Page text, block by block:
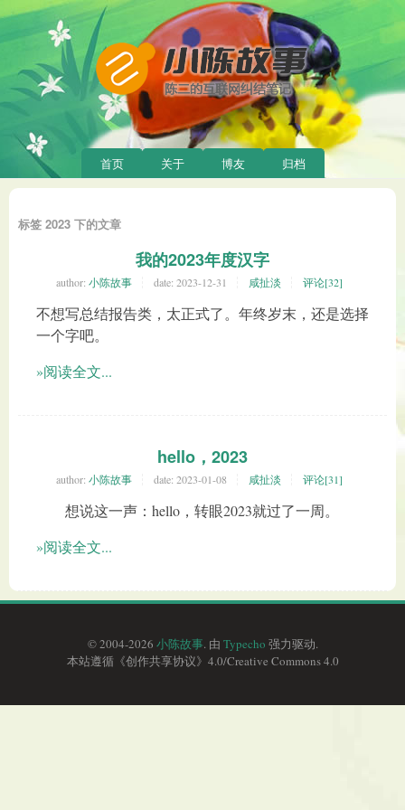
首页 关于 博友 归档
标签 2023 下的文章
我的2023年度汉字
author: 小陈故事 date: 2023-12-31 咸扯淡 评论[32]
不想写总结报告类，太正式了。年终岁末，还是选择
一个字吧。
»阅读全文...
hello，2023
author: 小陈故事 date: 2023-01-08 咸扯淡 评论[31]
想说这一声：hello，转眼2023就过了一周。
»阅读全文...
© 2004-2026 小陈故事. 由 Typecho 强力驱动.
本站遵循《创作共享协议》4.0/Creative Commons 4.0